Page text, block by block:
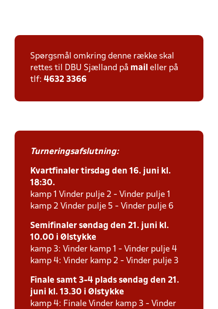
Spørgsmål omkring denne række skal
rettes til DBU Sjælland på mail eller på
tlf: 4632 3366
Turneringsafslutning:
Kvartfinaler tirsdag den 16. juni kl.
18:30.
kamp 1 Vinder pulje 2 - Vinder pulje 1
kamp 2 Vinder pulje 5 - Vinder pulje 6
Semifinaler søndag den 21. juni kl.
10.00 i Ølstykke
kamp 3: Vinder kamp 1 - Vinder pulje 4
kamp 4: Vinder kamp 2 - Vinder pulje 3
Finale samt 3-4 plads søndag den 21.
juni kl. 13.30 i Ølstykke
kamp 4: Finale Vinder kamp 3 - Vinder